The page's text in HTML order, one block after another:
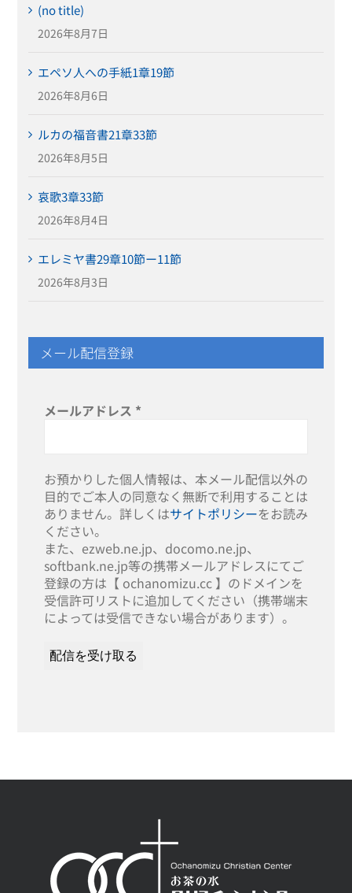
(no title)
2026年8月7日
エペソ人への手紙1章19節
2026年8月6日
ルカの福音書21章33節
2026年8月5日
哀歌3章33節
2026年8月4日
エレミヤ書29章10節ー11節
2026年8月3日
メール配信登録
メールアドレス *
お預かりした個人情報は、本メール配信以外の
目的でご本人の同意なく無断で利用することは
ありません。詳しくはサイトポリシーをお読み
ください。
また、ezweb.ne.jp、docomo.ne.jp、
softbank.ne.jp等の携帯メールアドレスにてご
登録の方は【 ochanomizu.cc 】のドメインを
受信許可リストに追加してください（携帯端末
によっては受信できない場合があります）。